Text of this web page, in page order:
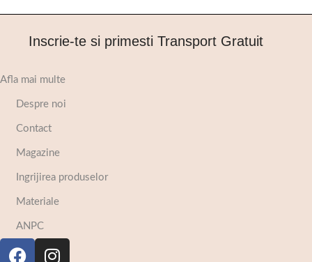
Inscrie-te si primesti Transport Gratuit
Afla mai multe
Despre noi
Contact
Magazine
Ingrijirea produselor
Materiale
ANPC